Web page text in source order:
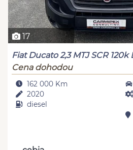
17
Fiat Ducato 2,3 MTJ SCR 120k
Cena dohodou
162 000 Km
2020
diesel